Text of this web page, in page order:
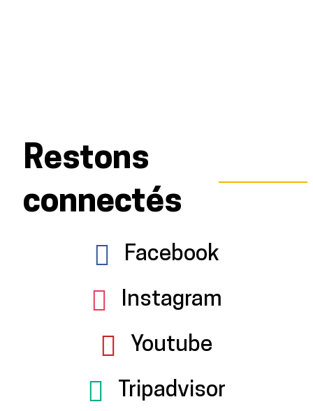
Restons
connectés
Facebook
Instagram
Youtube
Tripadvisor